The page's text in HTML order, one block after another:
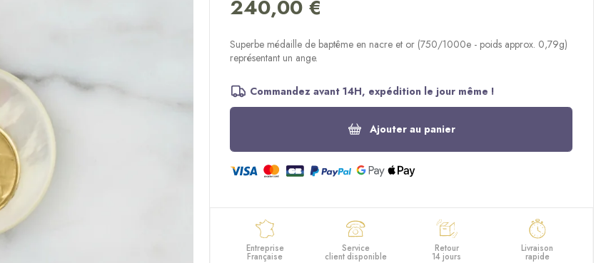
240,00 €
Superbe médaille de baptême en nacre et or (750/1000e - poids approx. 0,79g)
représentant un ange.
Commandez avant 14H, expédition le jour même !
Ajouter au panier
Entreprise
Française
Service
client disponible
Retour
14 jours
Livraison
rapide